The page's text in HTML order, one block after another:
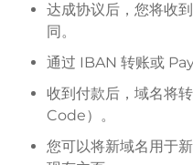
达成协议后，您将收
同。
通过 IBAN 转账或
收到付款后，域名将
Code）。
您可以将新域名用于